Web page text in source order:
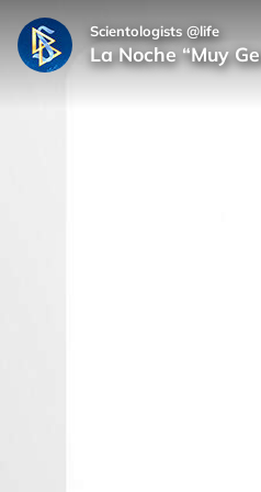
Scientologists @life
La Noche “Muy